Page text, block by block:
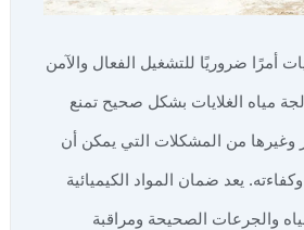
أمرًا ضروريًا للتشغيل الفعال والآمن
مياه الغلايات بشكل صحيح تمنع
وغيرها من المشكلات التي يمكن أن
يعد ضمان المواد الكيميائية
والجرعات الصحيحة ومراقبة